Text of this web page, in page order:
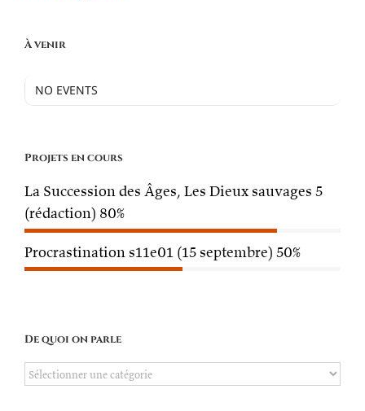
À venir
NO EVENTS
Projets en cours
La Succession des Âges, Les Dieux sauvages 5
(rédaction) 80%
Procrastination s11e01 (15 septembre) 50%
De quoi on parle
De